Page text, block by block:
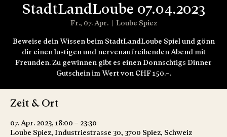
StadtLandLoube 07.04.2023
Fr., 07. Apr.
  |
Loube Spiez
Beweise dein Wissen beim StadtLandLoube Spiel und gönn
dir einen lustigen und nervenaufreibenden Abend mit
Freunden. Zu gewinnen gibt es einen Donnschtigs Dinner
Gutschein im Wert von CHF 150.–.
Zeit & Ort
07. Apr. 2023, 18:00 – 23:30
Loube Spiez, Industriestrasse 30, 3700 Spiez, Schweiz